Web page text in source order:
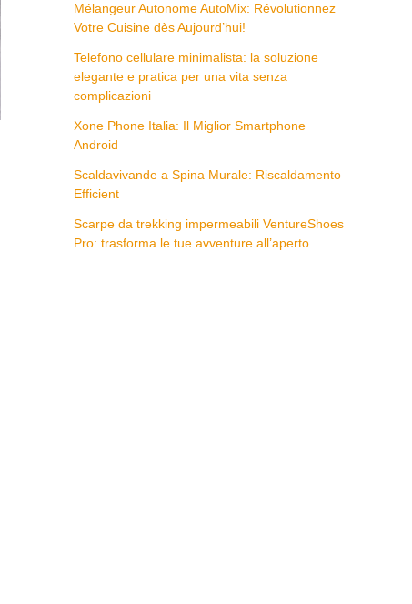
Mélangeur Autonome AutoMix: Révolutionnez
Votre Cuisine dès Aujourd’hui!
Telefono cellulare minimalista: la soluzione
elegante e pratica per una vita senza
complicazioni
Xone Phone Italia: Il Miglior Smartphone
Android
Scaldavivande a Spina Murale: Riscaldamento
Efficient
Scarpe da trekking impermeabili VentureShoes
Pro: trasforma le tue avventure all’aperto.